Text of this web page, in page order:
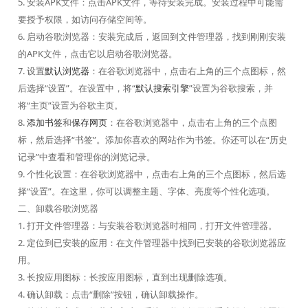
要授予权限，如访问存储空间等。
6. 启动谷歌浏览器：安装完成后，返回到文件管理器，找到刚刚安装
的APK文件，点击它以启动谷歌浏览器。
7. 设置默认浏览器 ：在谷歌浏览器中，点击右上角的三个点图标，然
后选择“设置”。在设置中，将“默认搜索引擎”设置为谷歌搜索，并
将“主页”设置为谷歌主页。
8.添加书签和保存网页：在谷歌浏览器中，点击右上角的三个点图
标，然后选择“书签”。添加你喜欢的网站作为书签。你还可以在“历史
记录”中查看和管理你的浏览记录。
9. 个性化设置：在谷歌浏览器中，点击右上角的三个点图标，然后选
择“设置”。在这里，你可以调整主题、字体、亮度等个性化选项。
二、卸载谷歌浏览器
1. 打开文件管理器：与安装谷歌浏览器时相同，打开文件管理器。
2. 定位到已安装的应用：在文件管理器中找到已安装的谷歌浏览器应
用。
3. 长按应用图标：长按应用图标，直到出现删除选项。
4. 确认卸载：点击“删除”按钮，确认卸载操作。